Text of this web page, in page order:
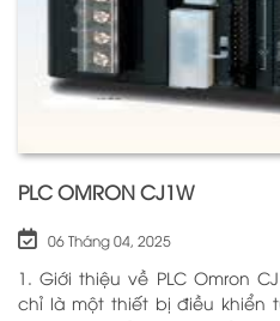
PLC OMRON CJ1W
06 Tháng 04, 2025
1. Giới thiệu về PLC Omron CJ1W PLC Omron CJ1W
chỉ là một thiết bị điều khiển